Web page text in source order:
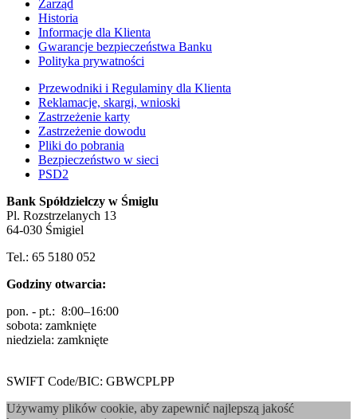
Zarząd
Historia
Informacje dla Klienta
Gwarancje bezpieczeństwa Banku
Polityka prywatności
Przewodniki i Regulaminy dla Klienta
Reklamacje, skargi, wnioski
Zastrzeżenie karty
Zastrzeżenie dowodu
Pliki do pobrania
Bezpieczeństwo w sieci
PSD2
Bank Spółdzielczy w Śmiglu
Pl. Rozstrzelanych 13
64-030 Śmigiel
Tel.: 65 5180 052
Godziny otwarcia:
pon. - pt.: 8:00–16:00
sobota: zamknięte
niedziela: zamknięte
SWIFT Code/BIC: GBWCPLPP
Używamy plików cookie, aby zapewnić najlepszą jakość